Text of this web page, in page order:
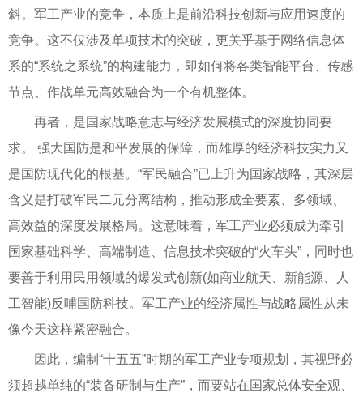
斜。军工产业的竞争，本质上是前沿科技创新与应用速度的
竞争。这不仅涉及单项技术的突破，更关乎基于网络信息体
系的“系统之系统”的构建能力，即如何将各类智能平台、传感
节点、作战单元高效融合为一个有机整体。
再者，是国家战略意志与经济发展模式的深度协同要
求。 强大国防是和平发展的保障，而雄厚的经济科技实力又
是国防现代化的根基。“军民融合”已上升为国家战略，其深层
含义是打破军民二元分离结构，推动形成全要素、多领域、
高效益的深度发展格局。这意味着，军工产业必须成为牵引
国家基础科学、高端制造、信息技术突破的“火车头”，同时也
要善于利用民用领域的爆发式创新(如商业航天、新能源、人
工智能)反哺国防科技。军工产业的经济属性与战略属性从未
像今天这样紧密融合。
因此，编制“十五五”时期的军工产业专项规划，其视野必
须超越单纯的“装备研制与生产”，而要站在国家总体安全观、